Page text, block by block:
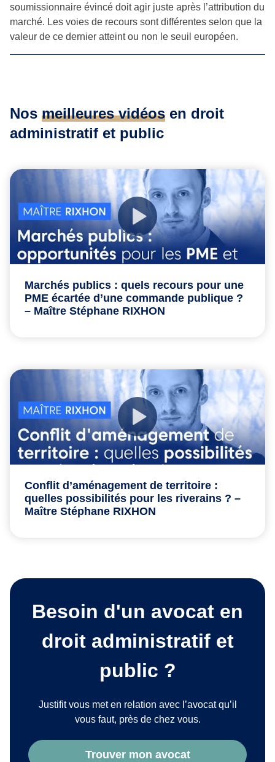
soumissionnaire évincé doit agir juste après l’attribution du
marché. Les voies de recours sont différentes selon que la
valeur de ce dernier atteint ou non le seuil européen.
Nos meilleures vidéos en droit
administratif et public
Marchés publics : quels recours pour une
PME écartée d’une commande publique ?
– Maître Stéphane RIXHON
Conflit d’aménagement de territoire :
quelles possibilités pour les riverains ? –
Maître Stéphane RIXHON
Besoin d'un avocat en
droit administratif et
public ?
Justifit vous met en relation avec l’avocat qu’il
vous faut, près de chez vous.
Trouver mon avocat